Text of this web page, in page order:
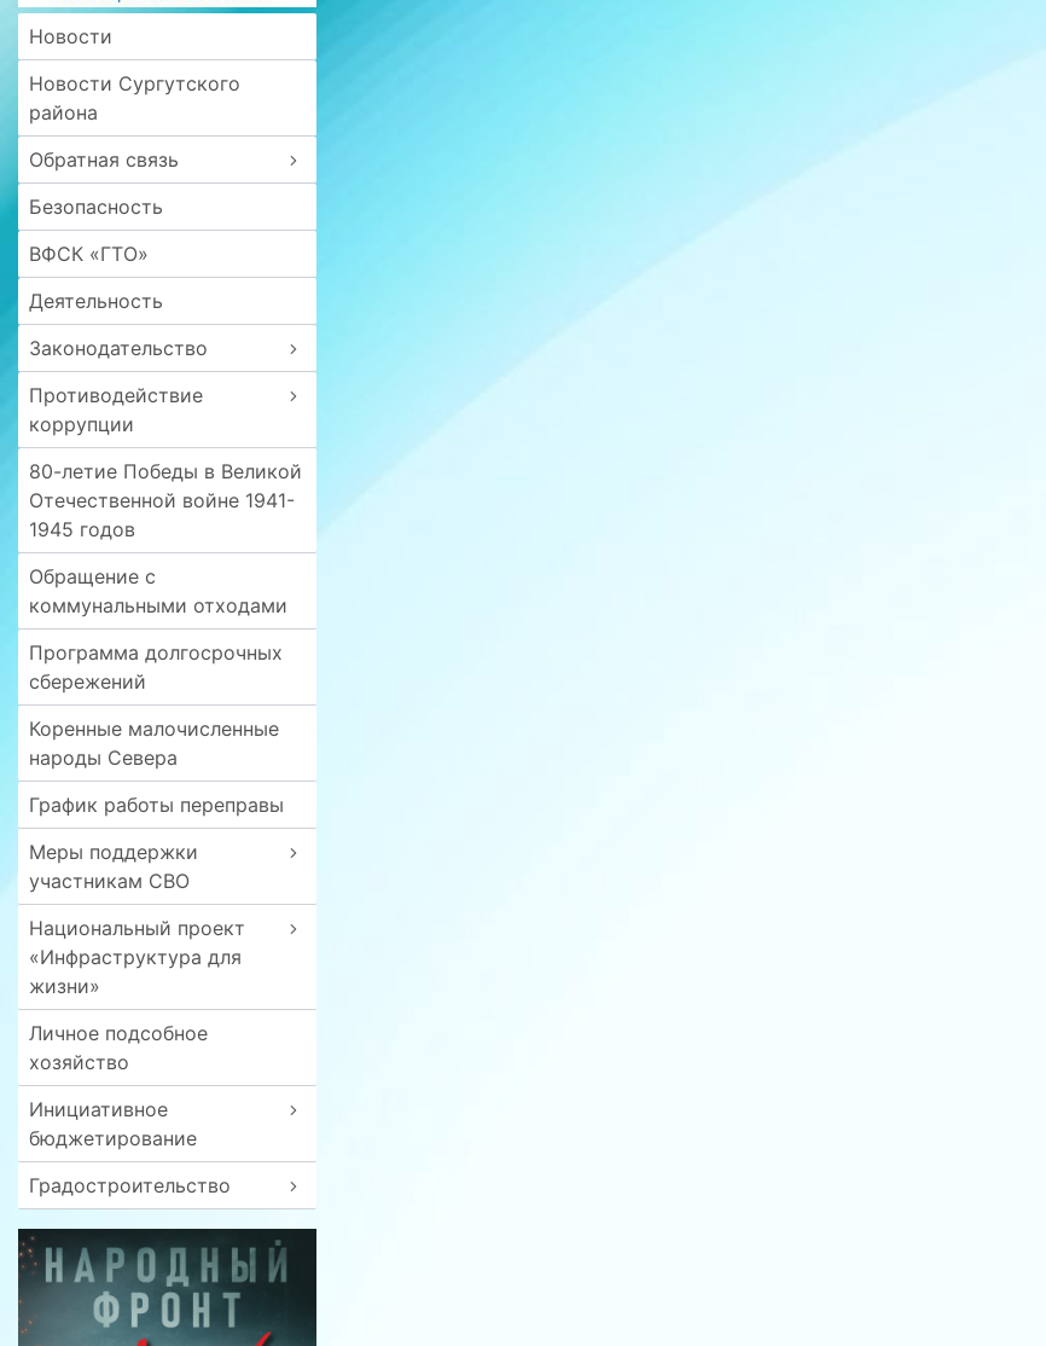
Новости
Новости Сургутского
района
Обратная связь
Безопасность
ВФСК «ГТО»
Деятельность
Законодательство
Противодействие
коррупции
80-летие Победы в Великой
Отечественной войне 1941-
1945 годов
Обращение с
коммунальными отходами
Программа долгосрочных
сбережений
Коренные малочисленные
народы Севера
График работы переправы
Меры поддержки
участникам СВО
Национальный проект
«Инфраструктура для
жизни»
Личное подсобное
хозяйство
Инициативное
бюджетирование
Градостроительство